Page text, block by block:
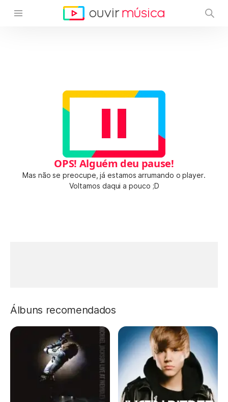
OPS! Alguém deu pause!
Mas não se preocupe, já estamos arrumando o player.
Voltamos daqui a pouco ;D
Álbuns recomendados